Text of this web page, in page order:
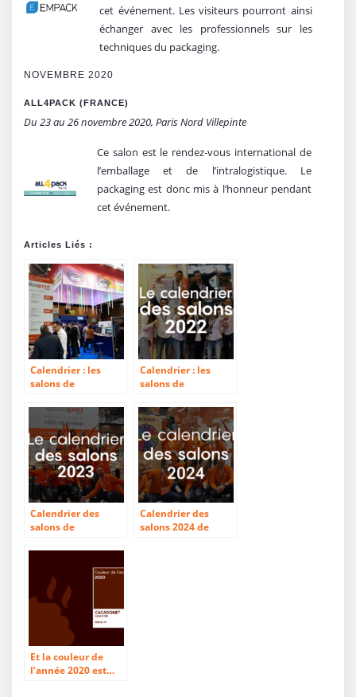
cet événement. Les visiteurs pourront ainsi
échanger avec les professionnels sur les
techniques du packaging.
NOVEMBRE 2020
ALL4PACK (FRANCE)
Du 23 au 26 novembre 2020, Paris Nord Villepinte
Ce salon est le rendez-vous international de
l’emballage et de l’intralogistique. Le
packaging est donc mis à l’honneur pendant
cet événement.
Articles Liés :
Calendrier : les
salons de
l’industrie
graphique de 2019
Calendrier : les
salons de
l’industrie
graphique de 2022
Calendrier des
salons de
arts graphiques
Calendrier des
salons 2024 de
Et la couleur de
l’année 2020 est…